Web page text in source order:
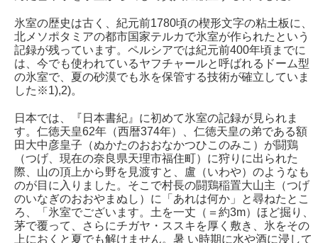
氷室の歴史は古く、紀元前1780頃の楔形文字の粘土板に、
北メソポタミアの都市国家テルカで氷室が作られたという
記録が残っています。ペルシアでは紀元前400年頃までに
は、今でも使われているヤフチャールと呼ばれるドーム型
の氷室で、夏の砂漠でも氷を保管する技術が確立していま
した※1),2)。
日本では、『日本書紀』に初めて氷室の記録が見られま
す。仁徳天皇62年（西暦374年）、仁徳天皇の弟である額
田大中彦皇子（ぬかたのおおなかつひこのみこ）が闘鶏
（つげ、現在の奈良県天理市福住町）に狩りに出られた
際、山の頂上から野を見渡すと、盧（いわや）のようなも
のが目に入りました。そこで村長の闘鶏稲置大山主（つげ
のいなぎのおおやまぬし）に「あれは何か」と尋ねたとこ
ろ、「氷室でございます。土を一丈（＝約3m）ほど掘り、
茅で覆って、さらにチガヤ・ススキを厚く敷き、氷をその
上におくと夏でも解けません。暑 い時期に水や酒に浸して